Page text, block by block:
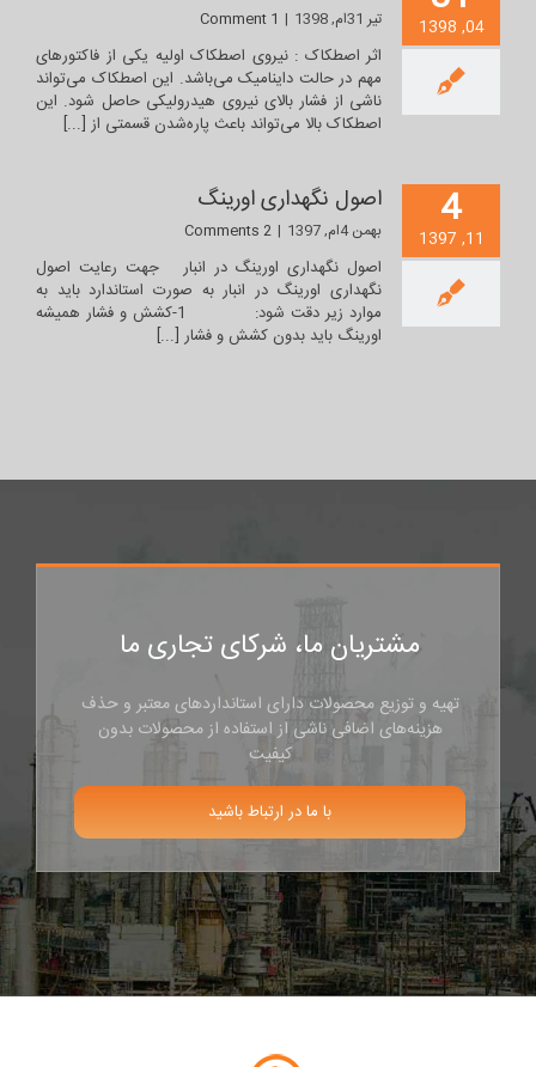
04, 1398 تیر 31ام, 1398 |
1 Comment
اثر اصطکاک : نیروی اصطکاک اولیه یکی از فاکتورهای
مهم در حالت داینامیک می‌باشد. این اصطکاک می‌تواند
ناشی از فشار بالای نیروی هیدرولیکی حاصل شود. این
اصطکاک بالا می‌تواند باعث پاره‌شدن قسمتی از [...]
411, 1397
اصول نگهداری اورینگ
بهمن 4ام, 1397 |
2 Comments
اصول نگهداری اورینگ در انبار جهت رعایت اصول
نگهداری اورینگ در انبار به صورت استاندارد باید به
موارد زیر دقت شود: 1-کشش و فشار همیشه
اورینگ باید بدون کشش و فشار [...]
مشتریان ما، شرکای تجاری ما
تهیه و توزیع محصولات دارای استانداردهای معتبر و حذف
هزینه‌های اضافی ناشی از استفاده از محصولات بدون
کیفیت
با ما در ارتباط باشید